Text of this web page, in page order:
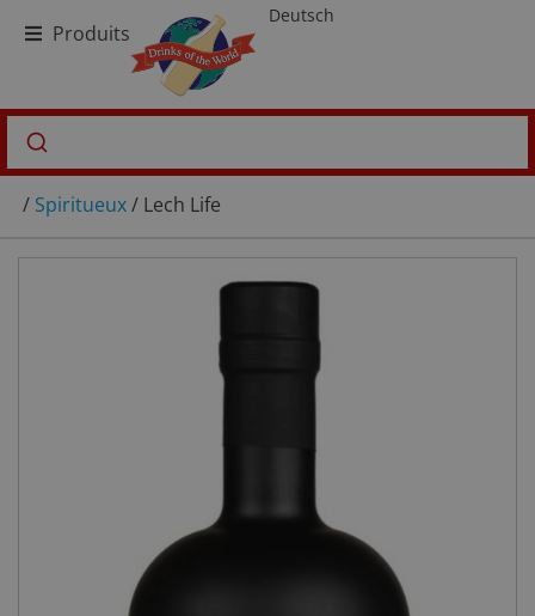
Produits
Deutsch
/ Spiritueux/ Lech Life